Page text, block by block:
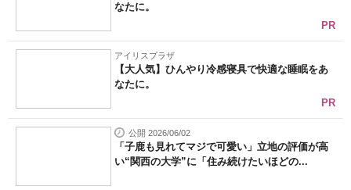
なたに。
PR
アイリスプラザ
【大人気】ひんやり冷感寝具で快適な睡眠をあ
なたに。
PR
公開 2026/06/02
「子鹿も見れてマジで可愛い」立地の評価が高
い“関西の大学”に「住み続けたいほどの...